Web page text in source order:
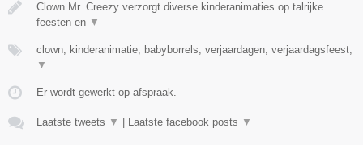
Clown Mr. Creezy verzorgt diverse kinderanimaties op talrijke
feesten en ▼
clown, kinderanimatie, babyborrels, verjaardagen, verjaardagsfeest,
▼
Er wordt gewerkt op afspraak.
Laatste tweets ▼ Laatste facebook posts ▼